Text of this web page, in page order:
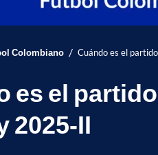
Colombiano / Cuándo es el
es el
2025-II